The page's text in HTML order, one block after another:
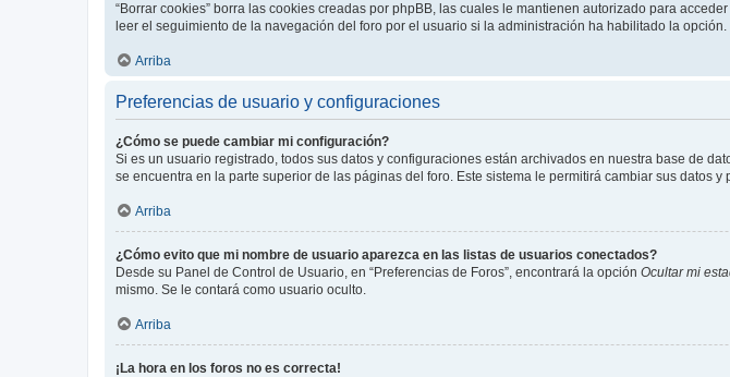
“Borrar cookies” borra las cookies creadas por phpBB, las cuales le mantienen autorizado para
leer el seguimiento de la navegación del foro por el usuario si la administración ha habilitado la
Arriba
Preferencias de usuario y configuraciones
¿Cómo se puede cambiar mi configuración?
Si es un usuario registrado, todos sus datos y configuraciones están archivados en nuestra base de
se encuentra en la parte superior de las páginas del foro. Este sistema le permitirá cambiar sus datos y
Arriba
¿Cómo evito que mi nombre de usuario aparezca en las listas de usuarios conectados?
Desde su Panel de Control de Usuario, en “Preferencias de Foros”, encontrará la opción Ocultar mi
mismo. Se le contará como usuario oculto.
Arriba
¡La hora en los foros no es correcta!